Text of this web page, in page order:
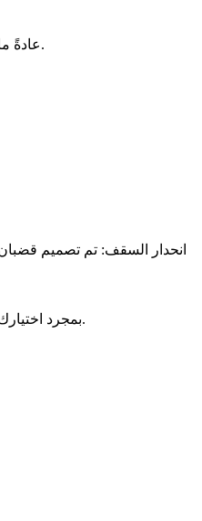
عادةً ما تكون قضبان تركيب الألواح الشمسية متباعدة بمقدار 16 بوصة ، وهو التباعد القياسي لعوارض التسقيف. ومع ذلك ، قد يختلف التباعد حسب نوع السقف وحجم الألواح الشمسية.
انحدار السقف: تم تصميم
بمجرد اختيارك لقضبان تركيب الألواح الشمسية المناسبة ، يمكنك تثبيتها بنفسك أو استئجار متخصص للقيام بذلك نيابة عنك. عملية التثبيت بسيطة نسبيًا ويمكن إكمالها في غضون ساعات قليلة.